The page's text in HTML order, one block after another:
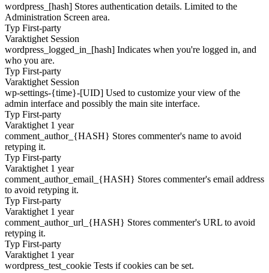
wordpress_[hash] Stores authentication details. Limited to the
Administration Screen area.
Typ First-party
Varaktighet Session
wordpress_logged_in_[hash] Indicates when you're logged in, and
who you are.
Typ First-party
Varaktighet Session
wp-settings-{time}-[UID] Used to customize your view of the
admin interface and possibly the main site interface.
Typ First-party
Varaktighet 1 year
comment_author_{HASH} Stores commenter's name to avoid
retyping it.
Typ First-party
Varaktighet 1 year
comment_author_email_{HASH} Stores commenter's email address
to avoid retyping it.
Typ First-party
Varaktighet 1 year
comment_author_url_{HASH} Stores commenter's URL to avoid
retyping it.
Typ First-party
Varaktighet 1 year
wordpress_test_cookie Tests if cookies can be set.